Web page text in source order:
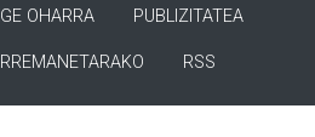
OHARRA PUBLIZITATEA
RSS